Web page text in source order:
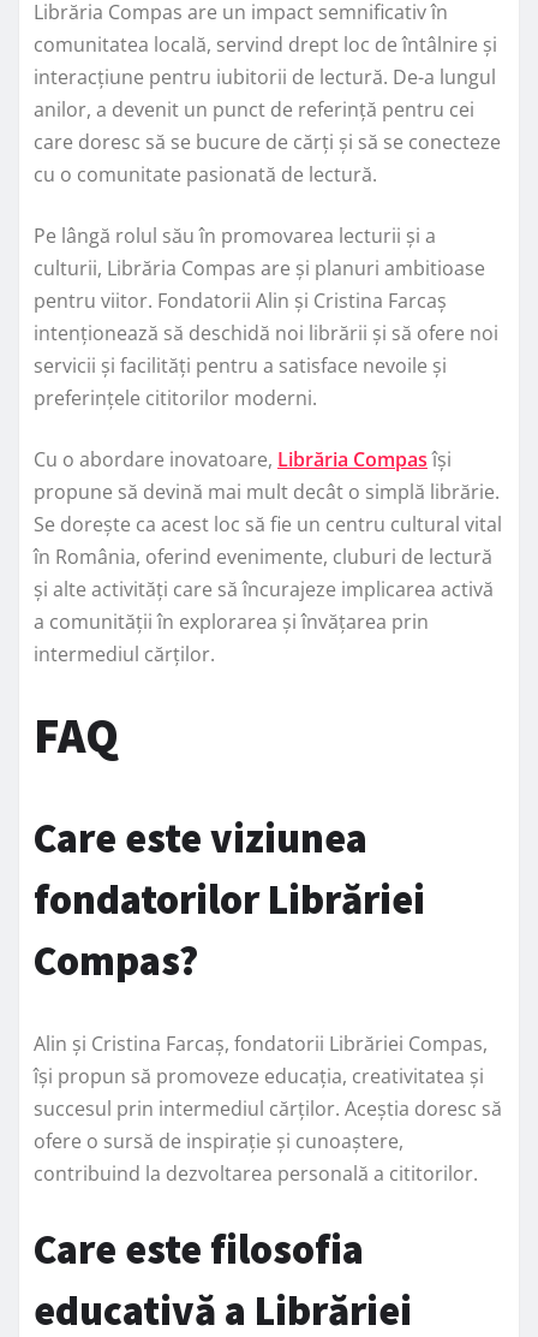
Librăria Compas are un impact semnificativ în
comunitatea locală, servind drept loc de întâlnire și
interacțiune pentru iubitorii de lectură. De-a lungul
anilor, a devenit un punct de referință pentru cei
care doresc să se bucure de cărți și să se conecteze
cu o comunitate pasionată de lectură.
Pe lângă rolul său în promovarea lecturii și a
culturii, Librăria Compas are și planuri ambitioase
pentru viitor. Fondatorii Alin și Cristina Farcaș
intenționează să deschidă noi librării și să ofere noi
servicii și facilități pentru a satisface nevoile și
preferințele cititorilor moderni.
Cu o abordare inovatoare, Librăria Compasîși
propune să devină mai mult decât o simplă librărie.
Se dorește ca acest loc să fie un centru cultural vital
în România, oferind evenimente, cluburi de lectură
și alte activități care să încurajeze implicarea activă
a comunității în explorarea și învățarea prin
intermediul cărților.
FAQ
Care este viziunea
fondatorilor Librăriei
Compas?
Alin și Cristina Farcaș, fondatorii Librăriei Compas,
își propun să promoveze educația, creativitatea și
succesul prin intermediul cărților. Aceștia doresc să
ofere o sursă de inspirație și cunoaștere,
contribuind la dezvoltarea personală a cititorilor.
Care este filosofia
educativă a Librăriei